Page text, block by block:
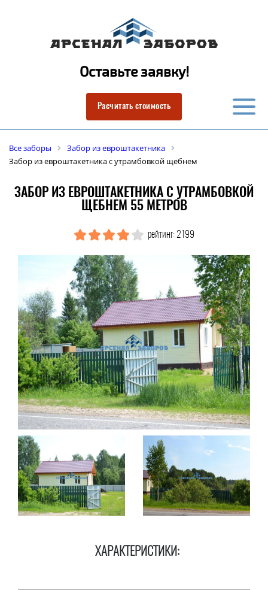
Оставьте заявку!
Расчитать стоимость
Все заборы
Забор из евроштакетника
Забор из евроштакетника с утрамбовкой щебнем
ЗАБОР ИЗ ЕВРОШТАКЕТНИКА С УТРАМБОВКОЙ
ЩЕБНЕМ 55 МЕТРОВ
рейтинг: 2199
ХАРАКТЕРИСТИКИ: